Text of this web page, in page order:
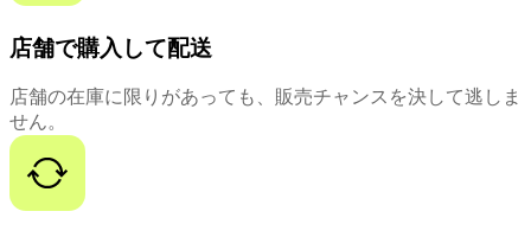
店舗で購入して配送
店舗の在庫に限りがあっても、販売チャンスを決して逃しま
せん。